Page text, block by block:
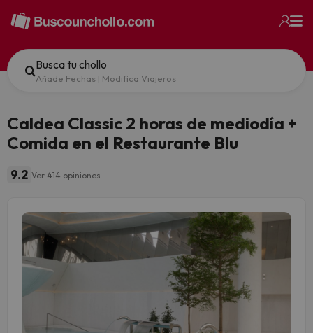
Busca tu chollo
Añade Fechas | Modifica Viajeros
Caldea Classic 2 horas de mediodía +
Comida en el Restaurante Blu
9.2 Ver 414 opiniones